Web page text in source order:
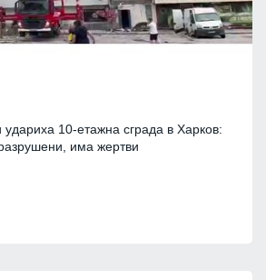
удариха 10-етажна сграда в Харков:
има жертви